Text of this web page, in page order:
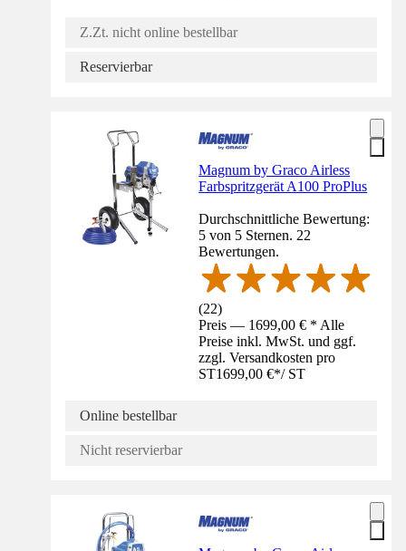
Z.Zt. nicht online bestellbar
Reservierbar
Magnum by Graco Airless
Farbspritzgerät A100 ProPlus
Durchschnittliche Bewertung:
5 von 5 Sternen. 22
Bewertungen.
(22)
Preis — 1699,00 € * Alle
Preise inkl. MwSt. und ggf.
zzgl. Versandkosten pro
ST1699,00 €*/ ST
Online bestellbar
Nicht reservierbar